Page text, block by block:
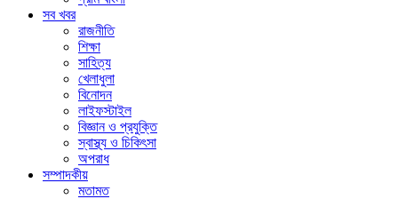
সব খবর
রাজনীতি
শিক্ষা
সাহিত্য
খেলাধুলা
বিনোদন
লাইফস্টাইল
বিজ্ঞান ও প্রযুক্তি
স্বাস্থ্য ও চিকিৎসা
অপরাধ
সম্পাদকীয়
মতামত